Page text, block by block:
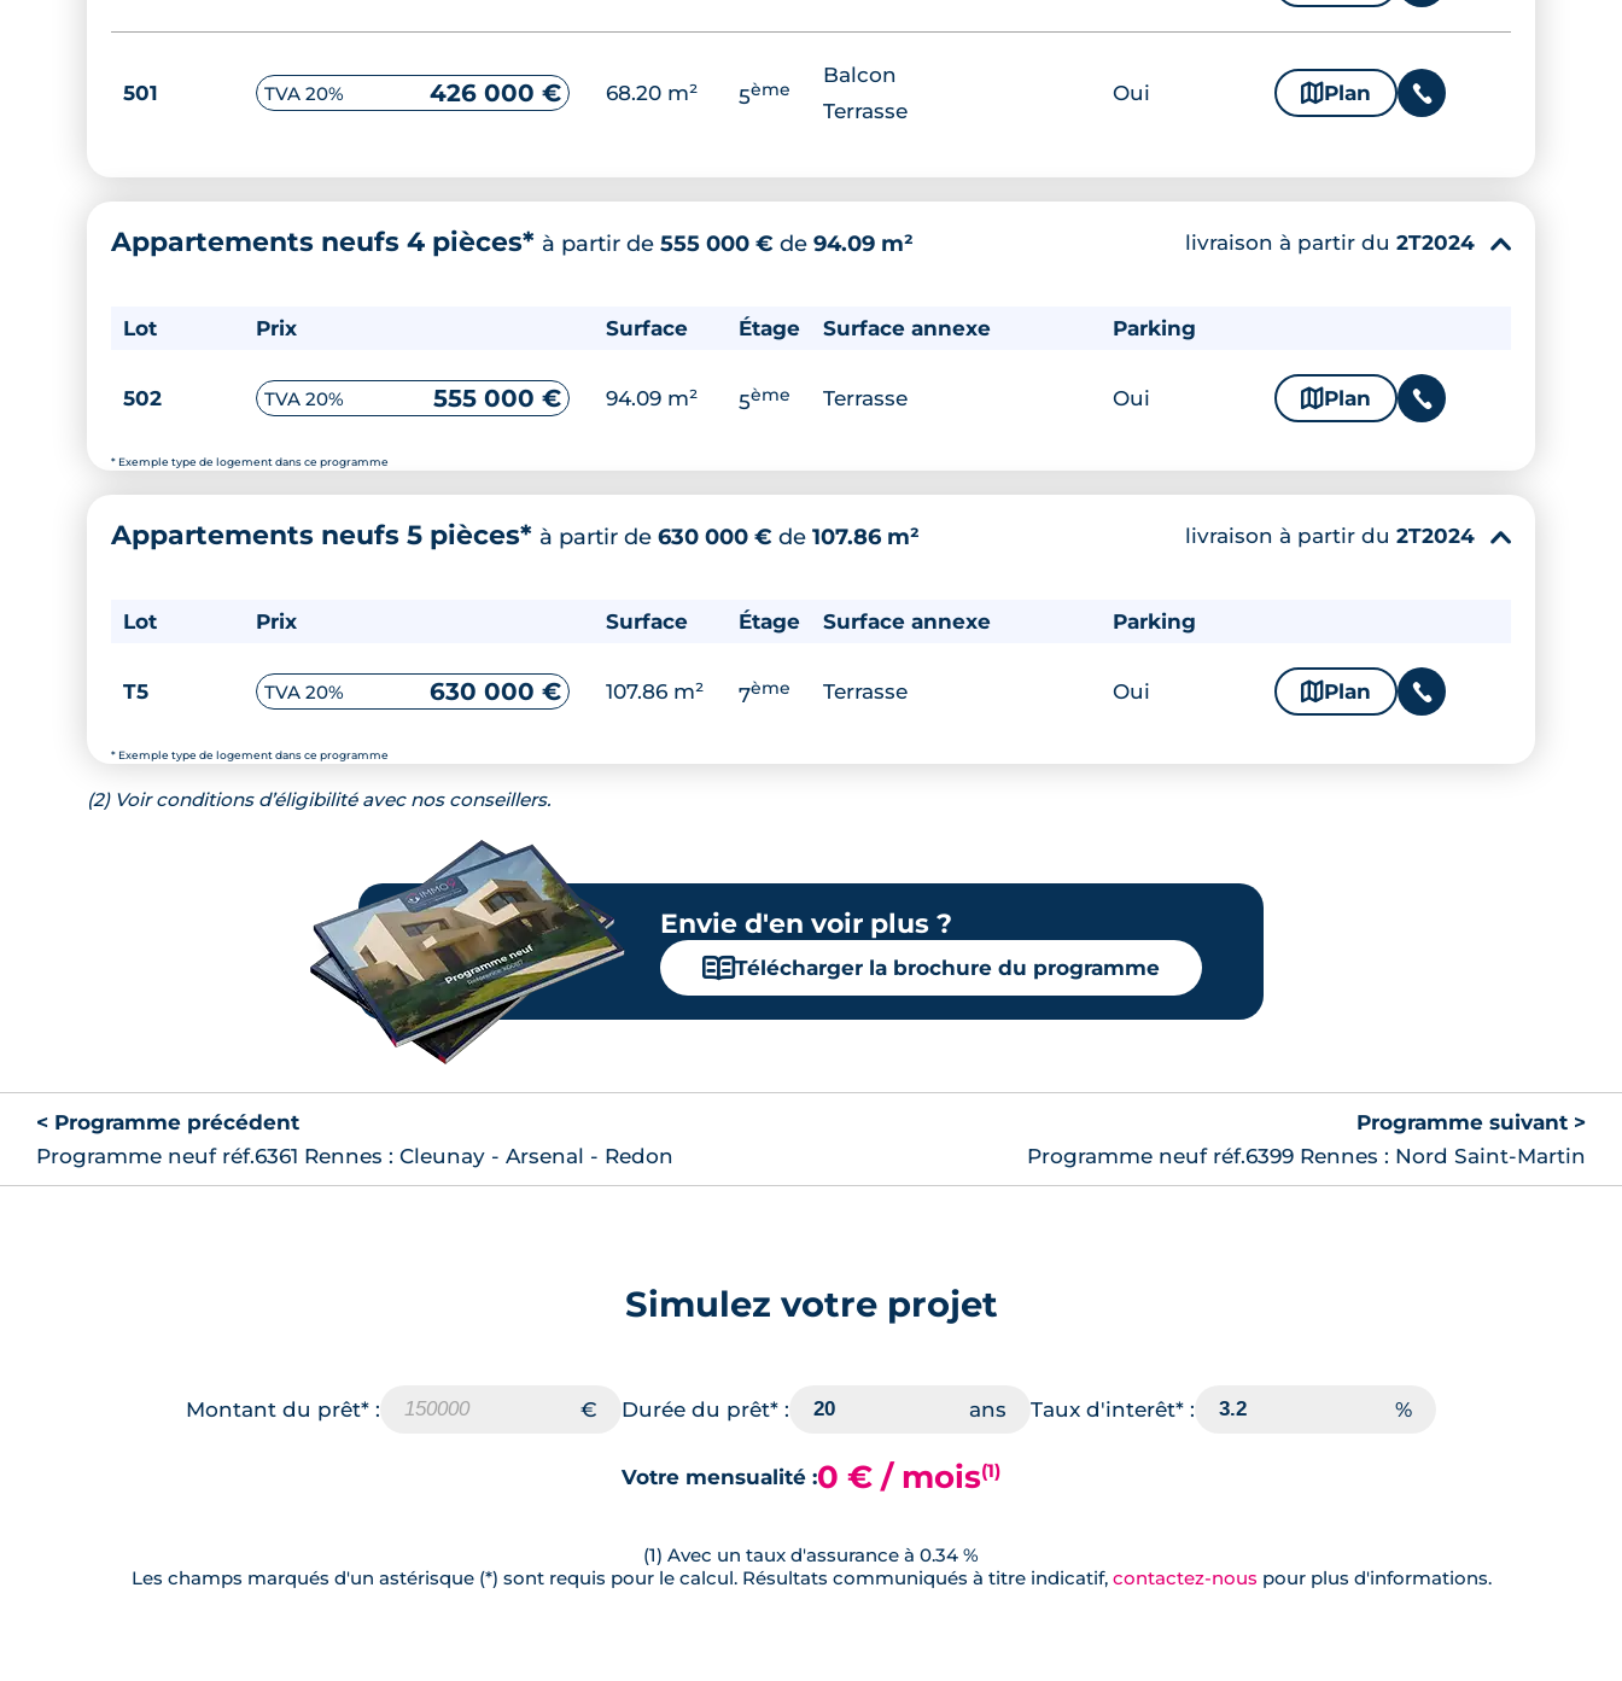
501 TVA 20% 426 000 € 68.20 m² 5ème
Balcon
Terrasse
Oui 🗞 Plan 📞
Appartements neufs 4 pièces* à partir de 555 000 € de 94.09 m²
* Exemple type de logement dans ce programme
livraison à partir du 2T2024 ▾
Lot Prix Surface Étage Surface annexe Parking
502 TVA 20% 555 000 € 94.09 m² 5ème Terrasse Oui 🗞 Plan 📞
Appartements neufs 5 pièces* à partir de 630 000 € de 107.86 m²
* Exemple type de logement dans ce programme
livraison à partir du 2T2024 ▾
Lot Prix Surface Étage Surface annexe Parking
T5 TVA 20% 630 000 € 107.86 m² 7ème Terrasse Oui 🗞 Plan 📞
(2) Voir conditions d’éligibilité avec nos conseillers.
Envie d'en voir plus ?
📖Télécharger la brochure du programme
< Programme précédent
Programme neuf réf.6361 Rennes : Cleunay - Arsenal - Redon
Programme suivant >
Programme neuf réf.6399 Rennes : Nord Saint-Martin
Simulez votre projet
Montant du prêt* : Durée du prêt* : Taux d'interêt* :
Votre mensualité :0 € / mois(1)
(1) Avec un taux d'assurance à 0.34 %
Les champs marqués d'un astérisque (*) sont requis pour le calcul. Résultats communiqués à titre indicatif, contactez-nous pour plus d'informations.